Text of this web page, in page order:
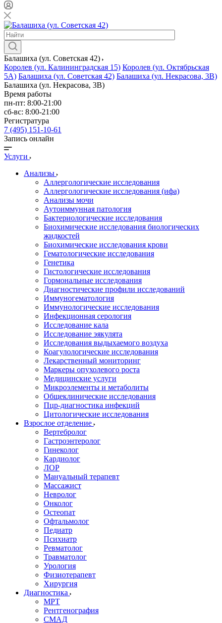
Балашиха (ул. Советская 42)
Королев (ул. Калининградская 15) Королев (ул. Октябрьская
5А) Балашиха (ул. Советская 42) Балашиха (ул. Некрасова, 3В)
Балашиха (ул. Некрасова, 3В)
Время работы
пн-пт: 8:00-21:00
сб-вс: 8:00-21:00
Регистратура
7 (495) 151-10-61
Запись онлайн
Услуги
Анализы
Аллергологические исследования
Аллергологические исследования (ифа)
Анализы мочи
Аутоиммунная патология
Бактериологические исследования
Биохимические исследования биологических
жидкостей
Биохимические исследования крови
Гематологические исследования
Генетика
Гистологические исследования
Гормональные исследования
Диагностические профили исследований
Иммуногематология
Иммунологические исследования
Инфекционная серология
Исследование кала
Исследование эякулята
Исследования выдыхаемого воздуха
Коагулологические исследования
Лекарственный мониторинг
Маркеры опухолевого роста
Медицинские услуги
Микроэлементы и метаболиты
Общеклинические исследования
Пцр-диагностика инфекций
Цитологические исследования
Взрослое отделение
Вертебролог
Гастроэнтеролог
Гинеколог
Кардиолог
ЛОР
Мануальный терапевт
Массажист
Невролог
Онколог
Остеопат
Офтальмолог
Педиатр
Психиатр
Ревматолог
Травматолог
Урология
Физиотерапевт
Хирургия
Диагностика
МРТ
Рентгенография
СМАД